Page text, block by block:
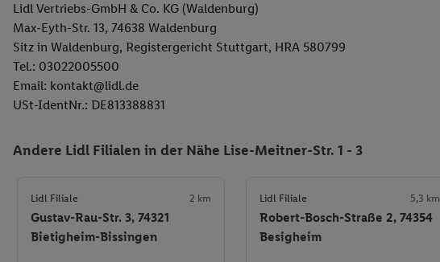
Lidl Vertriebs-GmbH & Co. KG (Waldenburg)
Max-Eyth-Str. 13, 74638 Waldenburg
Sitz in Waldenburg, Registergericht Stuttgart, HRA 580799
Tel.: 03022005500
Email: kontakt@lidl.de
USt-IdentNr.: DE813388831
Andere Lidl Filialen in der Nähe Lise-Meitner-Str. 1 - 3
Lidl Filiale 2 km
Gustav-Rau-Str. 3, 74321
Bietigheim-Bissingen
Lidl Filiale 5,3 km
Robert-Bosch-Straße 2, 74354
Besigheim